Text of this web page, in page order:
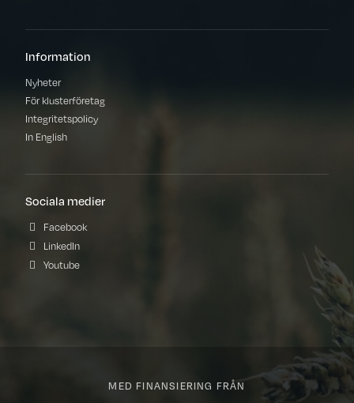
Information
Nyheter
För klusterföretag
Integritetspolicy
In English
Sociala medier
Facebook
LinkedIn
Youtube
MED FINANSIERING FRÅN